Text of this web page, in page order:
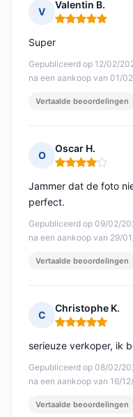
V
Valentin B.
Opmerking: 5
Gepubliceerd op 12/02/
na een aankoop van 01/
Super
Vertaalde beoordelingen
O
Oscar H.
Opmerking: 4
Gepubliceerd op 09/02/
na een aankoop van 29/
Jammer dat de foto
perfect.
Vertaalde beoordelingen
C
Christophe K.
Opmerking: 5
Gepubliceerd op 08/02/
na een aankoop van 16/
serieuze verkoper, ik
Vertaalde beoordelingen